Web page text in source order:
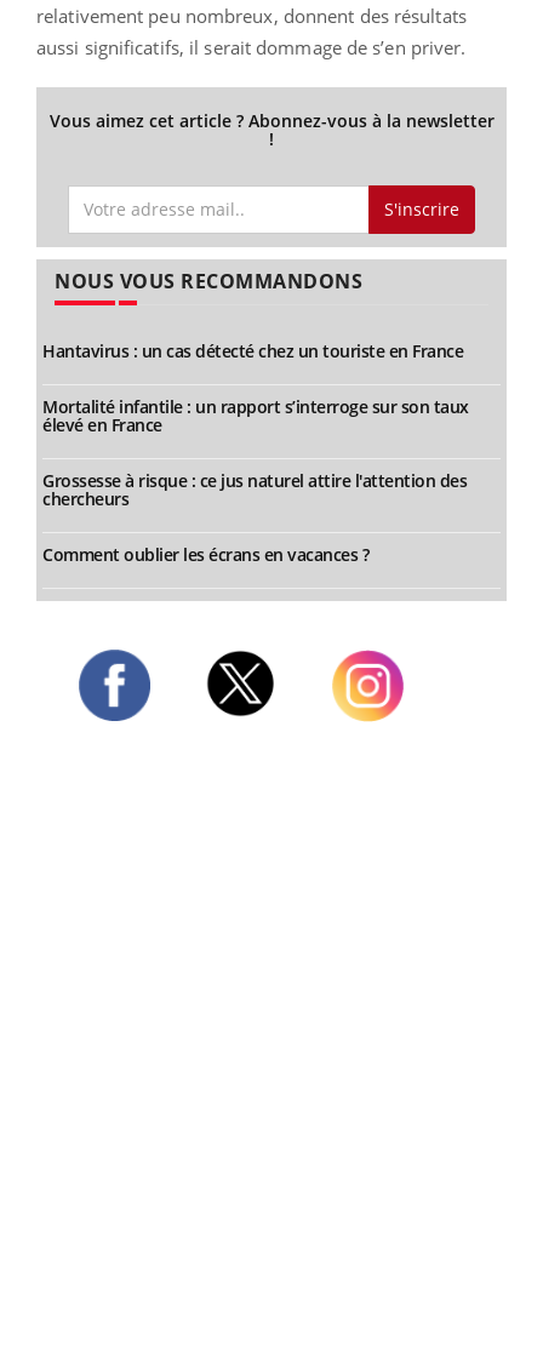
relativement peu nombreux, donnent des résultats
aussi significatifs, il serait dommage de s’en priver.
Vous aimez cet article ? Abonnez-vous à la newsletter
!
S'inscrire
NOUS VOUS RECOMMANDONS
Hantavirus : un cas détecté chez un touriste en France
Mortalité infantile : un rapport s’interroge sur son taux
élevé en France
Grossesse à risque : ce jus naturel attire l'attention des
chercheurs
Comment oublier les écrans en vacances ?